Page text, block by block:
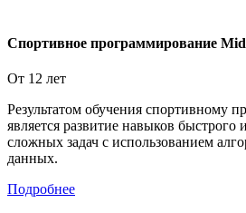
Спортивное программирование
От 12 лет
Результатом обучения спортивному
является развитие навыков
сложных задач с использованием
данных.
Подробнее